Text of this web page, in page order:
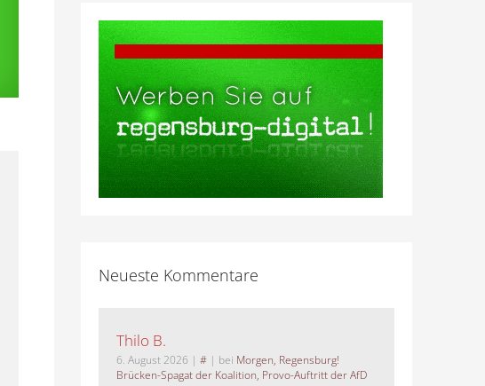
Neueste Kommentare
Thilo B.
6. August 2026 | #| bei Morgen, Regensburg!
Brücken-Spagat der Koalition, Provo-Auftritt der AfD